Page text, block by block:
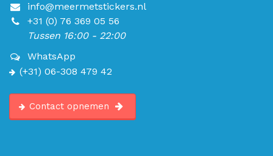
info@meermetstickers.nl
+31 (0) 76 369 05 56
Tussen 16:00 - 22:00
WhatsApp
(+31) 06-308 479 42
Contact opnemen